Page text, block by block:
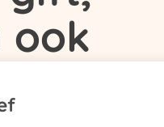
initiatief!
ook